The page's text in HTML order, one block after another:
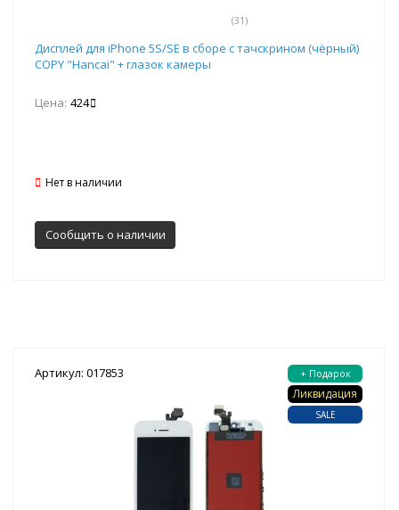
(31)
Дисплей для iPhone 5S/SE в сборе с тачскрином (чёрный)
COPY "Hancai" + глазок камеры
Цена: 424
Нет в наличии
Сообщить о наличии
Артикул: 017853 + Подарок
Ликвидация
SALE